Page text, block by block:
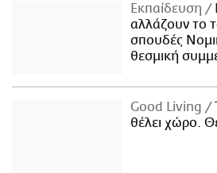
Εκπαίδευση
αλλάζουν το
σπουδές
θεσμική
Good Living
θέλει χώρο.